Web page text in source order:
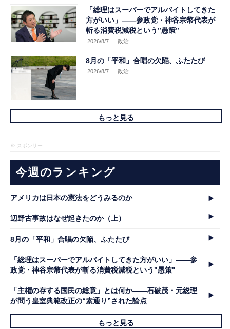
「総理はスーパーでアルバイトしてきた
方がいい」――参政党・神谷宗幣代表が
斬る消費税減税という”愚策”
2026/8/7 .政治
8月の「平和」合唱の欠陥、ふたたび
2026/8/7 .政治
もっと見る
※ スポンサー
今週のランキング
アメリカは日本の憲法をどうみるのか
辺野古事故はなぜ起きたのか（上）
8月の「平和」合唱の欠陥、ふたたび
「総理はスーパーでアルバイトしてきた方がいい」――参
政党・神谷宗幣代表が斬る消費税減税という"愚策"
「主権の存する国民の総意」とは何か――石破茂・元総理
が問う皇室典範改正の“素通り”された論点
もっと見る